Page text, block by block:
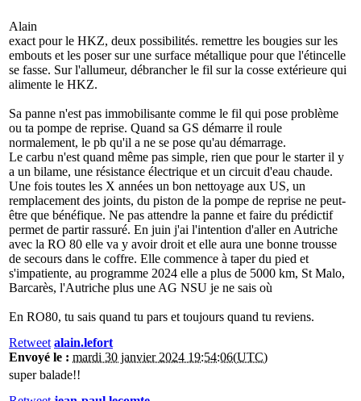
Alain
exact pour le HKZ, deux possibilités. remettre les bougies sur les
embouts et les poser sur une surface métallique pour que l'étincelle
se fasse. Sur l'allumeur, débrancher le fil sur la cosse extérieure qui
alimente le HKZ.
Sa panne n'est pas immobilisante comme le fil qui pose problème
ou ta pompe de reprise. Quand sa GS démarre il roule
normalement, le pb qu'il a ne se pose qu'au démarrage.
Le carbu n'est quand même pas simple, rien que pour le starter il y
a un bilame, une résistance électrique et un circuit d'eau chaude.
Une fois toutes les X années un bon nettoyage aux US, un
remplacement des joints, du piston de la pompe de reprise ne peut-
être que bénéfique. Ne pas attendre la panne et faire du prédictif
permet de partir rassuré. En juin j'ai l'intention d'aller en Autriche
avec la RO 80 elle va y avoir droit et elle aura une bonne trousse
de secours dans le coffre. Elle commence à taper du pied et
s'impatiente, au programme 2024 elle a plus de 5000 km, St Malo,
Barcarès, l'Autriche plus une AG NSU je ne sais où
En RO80, tu sais quand tu pars et toujours quand tu reviens.
Retweet alain.lefort
Envoyé le : mardi 30 janvier 2024 19:54:06(UTC)
super balade!!